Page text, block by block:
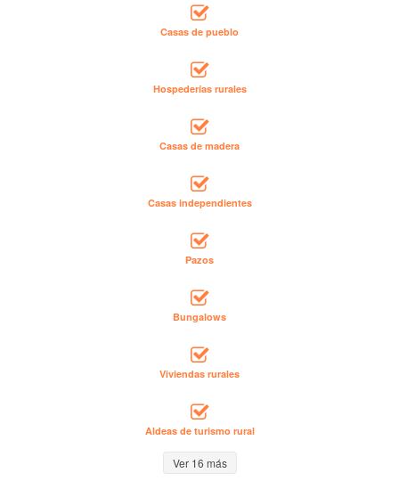
Casas de pueblo
Hospederías rurales
Casas de madera
Casas independientes
Pazos
Bungalows
Viviendas rurales
Aldeas de turismo rural
Ver 16 más